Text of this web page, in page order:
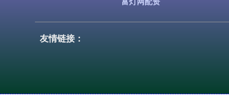
友情链接：